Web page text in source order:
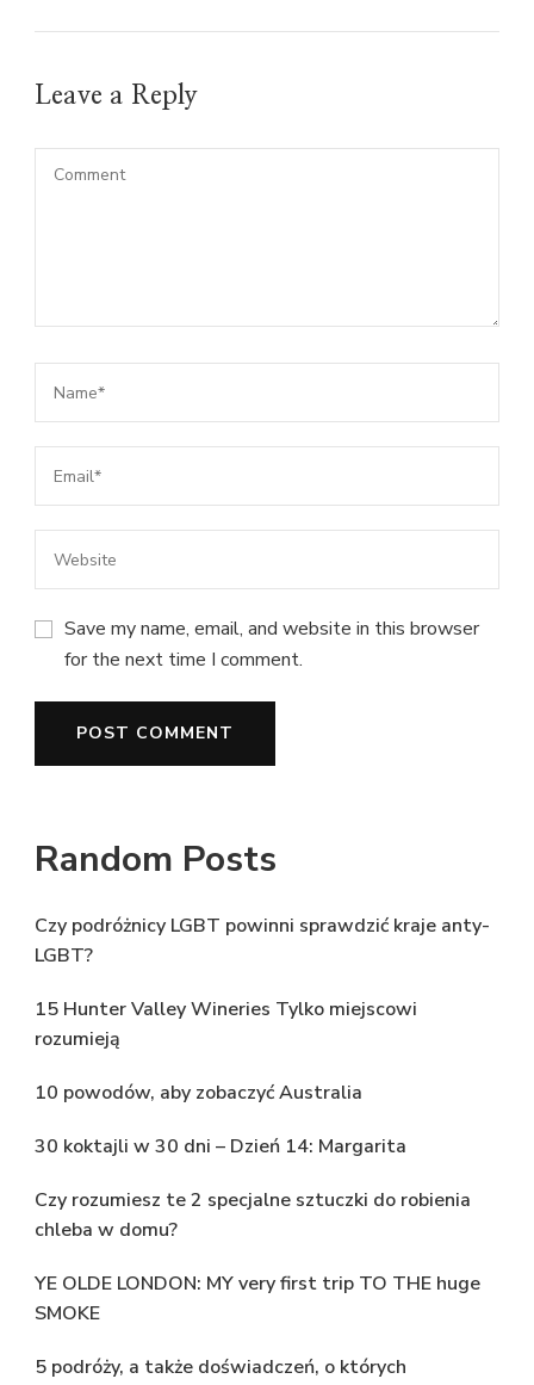
Leave a Reply
Save my name, email, and website in this browser
for the next time I comment.
Random Posts
Czy podróżnicy LGBT powinni sprawdzić kraje anty-
LGBT?
15 Hunter Valley Wineries Tylko miejscowi
rozumieją
10 powodów, aby zobaczyć Australia
30 koktajli w 30 dni – Dzień 14: Margarita
Czy rozumiesz te 2 specjalne sztuczki do robienia
chleba w domu?
YE OLDE LONDON: MY very first trip TO THE huge
SMOKE
5 podróży, a także doświadczeń, o których